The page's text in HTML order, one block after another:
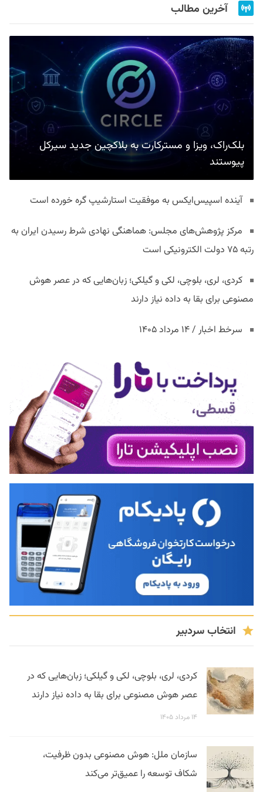
آخرین مطالب
بلک‌راک، ویزا و مسترکارت به بلاکچین جدید سیرکل
پیوستند
آینده اسپیس‌ایکس به موفقیت استارشیپ گره خورده است
مرکز پژوهش‌های مجلس: هماهنگی نهادی شرط رسیدن ایران به
رتبه ۷۵ دولت الکترونیکی است
کردی، لری، بلوچی، لکی و گیلکی؛ زبان‌هایی که در عصر هوش
مصنوعی برای بقا به داده نیاز دارند
سرخط اخبار / ۱۴ مرداد ۱۴۰۵
انتخاب سردبیر
کردی، لری، بلوچی، لکی و گیلکی؛ زبان‌هایی که در
عصر هوش مصنوعی برای بقا به داده نیاز دارند
۱۴ مرداد ۱۴۰۵
سازمان ملل: هوش مصنوعی بدون ظرفیت،
شکاف توسعه را عمیق‌تر می‌کند